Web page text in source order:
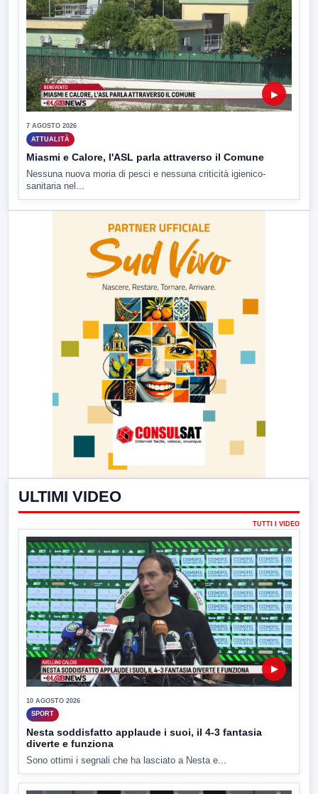
▶
7 AGOSTO 2026
ATTUALITÀ
Miasmi e Calore, l'ASL parla attraverso il Comune
Nessuna nuova moria di pesci e nessuna criticità igienico-
sanitaria nel...
ULTIMI VIDEO
TUTTI I VIDEO
▶
10 AGOSTO 2026
SPORT
Nesta soddisfatto applaude i suoi, il 4-3 fantasia
diverte e funziona
Sono ottimi i segnali che ha lasciato a Nesta e...